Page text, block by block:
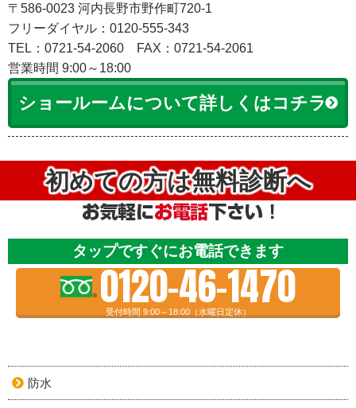
〒586-0023 河内長野市野作町720-1
フリーダイヤル：0120-555-343
TEL：0721-54-2060
FAX：0721-54-2061
営業時間 9:00～18:00
ショールームについて詳しくはコチラ
初めての方は無料診断へ
タップですぐにお電話できます
0120-46-1470
受付時間 9:00～18:00（水曜日定休）
防水